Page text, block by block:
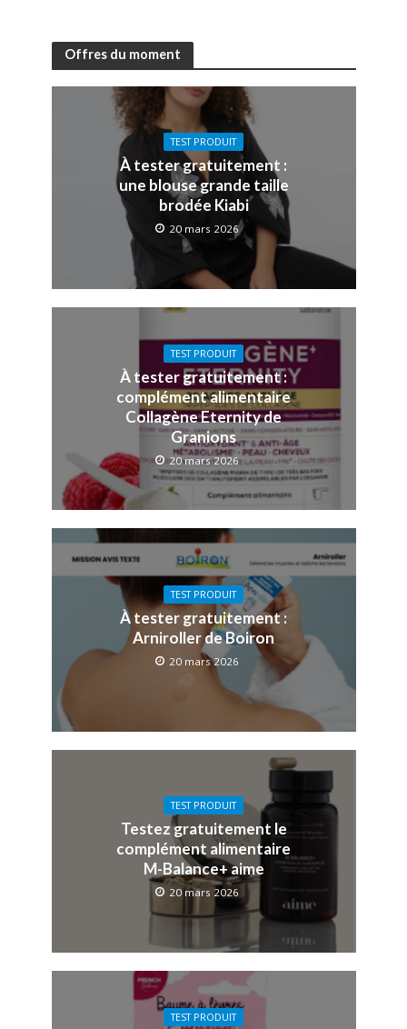
Offres du moment
TEST PRODUIT
À tester gratuitement :
une blouse grande taille
brodée Kiabi
20 mars 2026
TEST PRODUIT
À tester gratuitement :
complément alimentaire
Collagène Eternity de
Granions
20 mars 2026
TEST PRODUIT
À tester gratuitement :
Arniroller de Boiron
20 mars 2026
TEST PRODUIT
Testez gratuitement le
complément alimentaire
M-Balance+ aime
20 mars 2026
TEST PRODUIT